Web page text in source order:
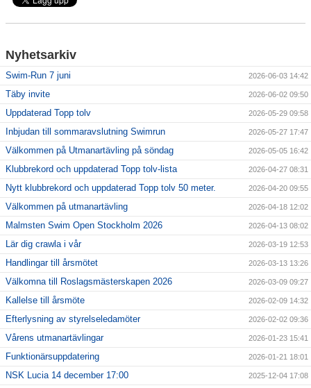
Nyhetsarkiv
Swim-Run 7 juni 2026-06-03 14:42
Täby invite 2026-06-02 09:50
Uppdaterad Topp tolv 2026-05-29 09:58
Inbjudan till sommaravslutning Swimrun 2026-05-27 17:47
Välkommen på Utmanartävling på söndag 2026-05-05 16:42
Klubbrekord och uppdaterad Topp tolv-lista 2026-04-27 08:31
Nytt klubbrekord och uppdaterad Topp tolv 50 meter. 2026-04-20 09:55
Välkommen på utmanartävling 2026-04-18 12:02
Malmsten Swim Open Stockholm 2026 2026-04-13 08:02
Lär dig crawla i vår 2026-03-19 12:53
Handlingar till årsmötet 2026-03-13 13:26
Välkomna till Roslagsmästerskapen 2026 2026-03-09 09:27
Kallelse till årsmöte 2026-02-09 14:32
Efterlysning av styrelseledamöter 2026-02-02 09:36
Vårens utmanartävlingar 2026-01-23 15:41
Funktionärsuppdatering 2026-01-21 18:01
NSK Lucia 14 december 17:00 2025-12-04 17:08